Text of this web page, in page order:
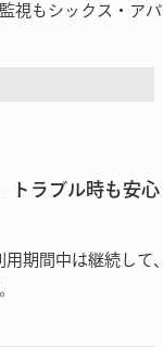
視もシックス・ア
トラブル時も安心
期間中は継続し